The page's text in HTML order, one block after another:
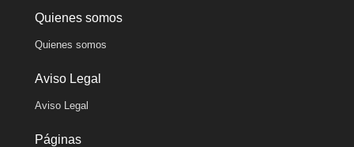
Quienes somos
Quienes somos
Aviso Legal
Aviso Legal
Páginas